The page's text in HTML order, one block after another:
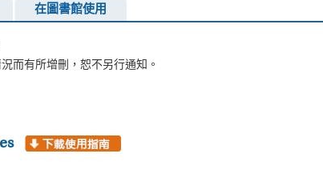
在圖書館使用
而有所增刪，恕不另行通知。